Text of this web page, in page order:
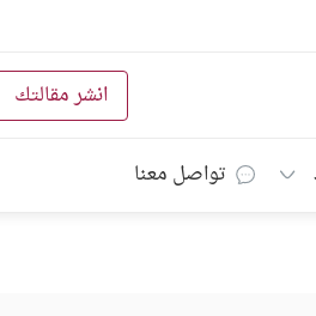
انشر مقالتك
تواصل معنا